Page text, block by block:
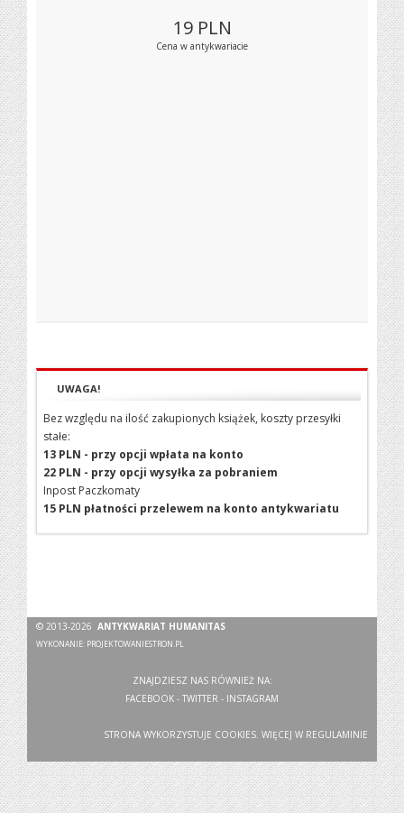
19 PLN
Cena w antykwariacie
UWAGA!
Bez względu na ilość zakupionych książek, koszty przesyłki
stałe:
13 PLN - przy opcji wpłata na konto
22 PLN - przy opcji wysyłka za pobraniem
Inpost Paczkomaty
15 PLN płatności przelewem na konto antykwariatu
© 2013-2026ANTYKWARIAT HUMANITAS
WYKONANIE: PROJEKTOWANIESTRON.PL
ZNAJDZIESZ NAS RÓWNIEŻ NA:
FACEBOOK - TWITTER - INSTAGRAM
STRONA WYKORZYSTUJE COOKIES. WIĘCEJ W REGULAMINIE